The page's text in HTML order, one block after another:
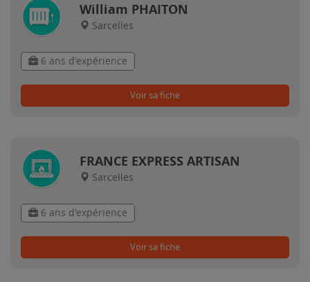
William PHAITON
Sarcelles
6 ans d'expérience
Voir sa fiche
FRANCE EXPRESS ARTISAN
Sarcelles
6 ans d'expérience
Voir sa fiche